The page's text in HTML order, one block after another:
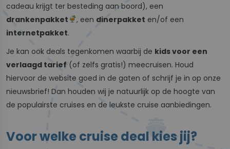
cadeau krijgt ter besteding aan boord), een
drankenpakket
, een dinerpakket en/of een
internetpakket.
Je kan ook deals tegenkomen waarbij de kids voor een
verlaagd tarief (of zelfs gratis!) meecruisen. Houd
hiervoor de website goed in de gaten of schrijf je in op onze
nieuwsbrief! Dan houden wij je natuurlijk op de hoogte van
de populairste cruises en de leukste cruise aanbiedingen.
Voor welke cruise deal kies jij?